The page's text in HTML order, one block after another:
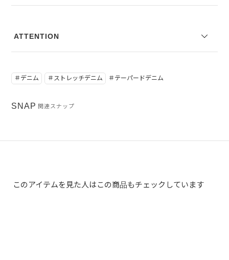
汚れを除去するために精錬剤を使用し洗い流すところ、このE-BLUE
空気中にプラズマ放電を行ってオゾンを生成し、その強力な酸化作用
普段手作業で行っているヒゲ付けやシェービングなどのダメージ・ヴ
ATTENTION
＃デニム ＃ストレッチデニム ＃テーパードデニム
SNAP 関連スナップ
このアイテムを見た人はこの商品もチェックしています